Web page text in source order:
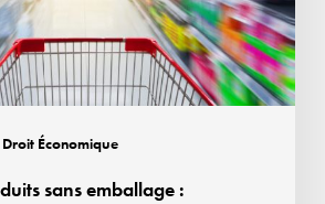
Droit Économique
sans emballage :